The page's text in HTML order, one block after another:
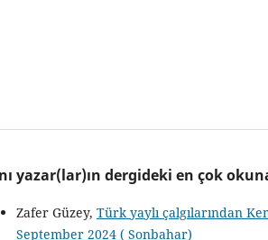
yazar(lar)ın dergideki en çok
Zafer Güzey, Türk yaylı çalgılarından
September 2024 ( Sonbahar)